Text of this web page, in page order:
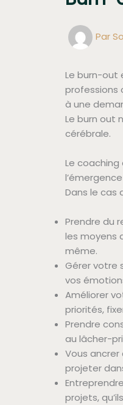
Par
Le burn-out
professions
à une
Le burn out
cérébrale.
Le
Dans le cas
Prendre du
les moyens
même.
Gérer votre
vos
Améliorer
priorités,
Prendre
au lâcher-
Vous
projeter
projets,